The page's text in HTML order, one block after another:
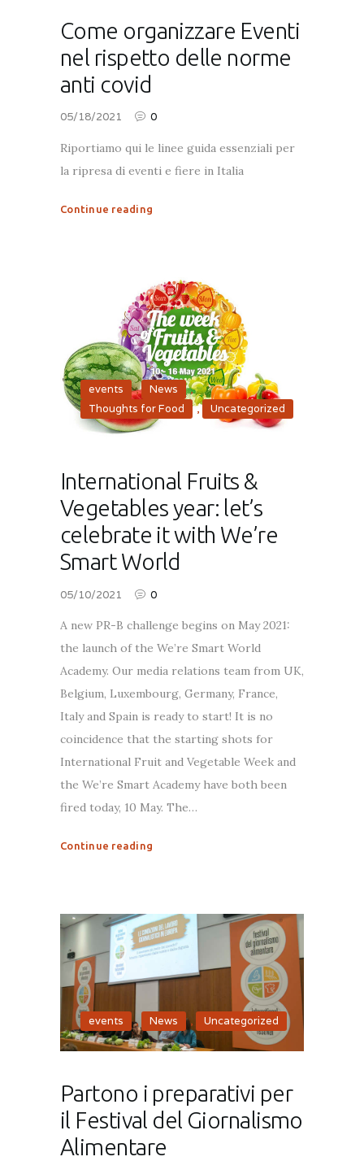
Come organizzare Eventi
nel rispetto delle norme
anti covid
05/18/2021 0
Riportiamo qui le linee guida essenziali per
la ripresa di eventi e fiere in Italia
Continue reading
events , News
,
Thoughts for Food
, Uncategorized
International Fruits &
Vegetables year: let’s
celebrate it with We’re
Smart World
05/10/2021 0
A new PR-B challenge begins on May 2021:
the launch of the We’re Smart World
Academy. Our media relations team from UK,
Belgium, Luxembourg, Germany, France,
Italy and Spain is ready to start! It is no
coincidence that the starting shots for
International Fruit and Vegetable Week and
the We’re Smart Academy have both been
fired today, 10 May. The…
Continue reading
events , News , Uncategorized
Partono i preparativi per
il Festival del Giornalismo
Alimentare